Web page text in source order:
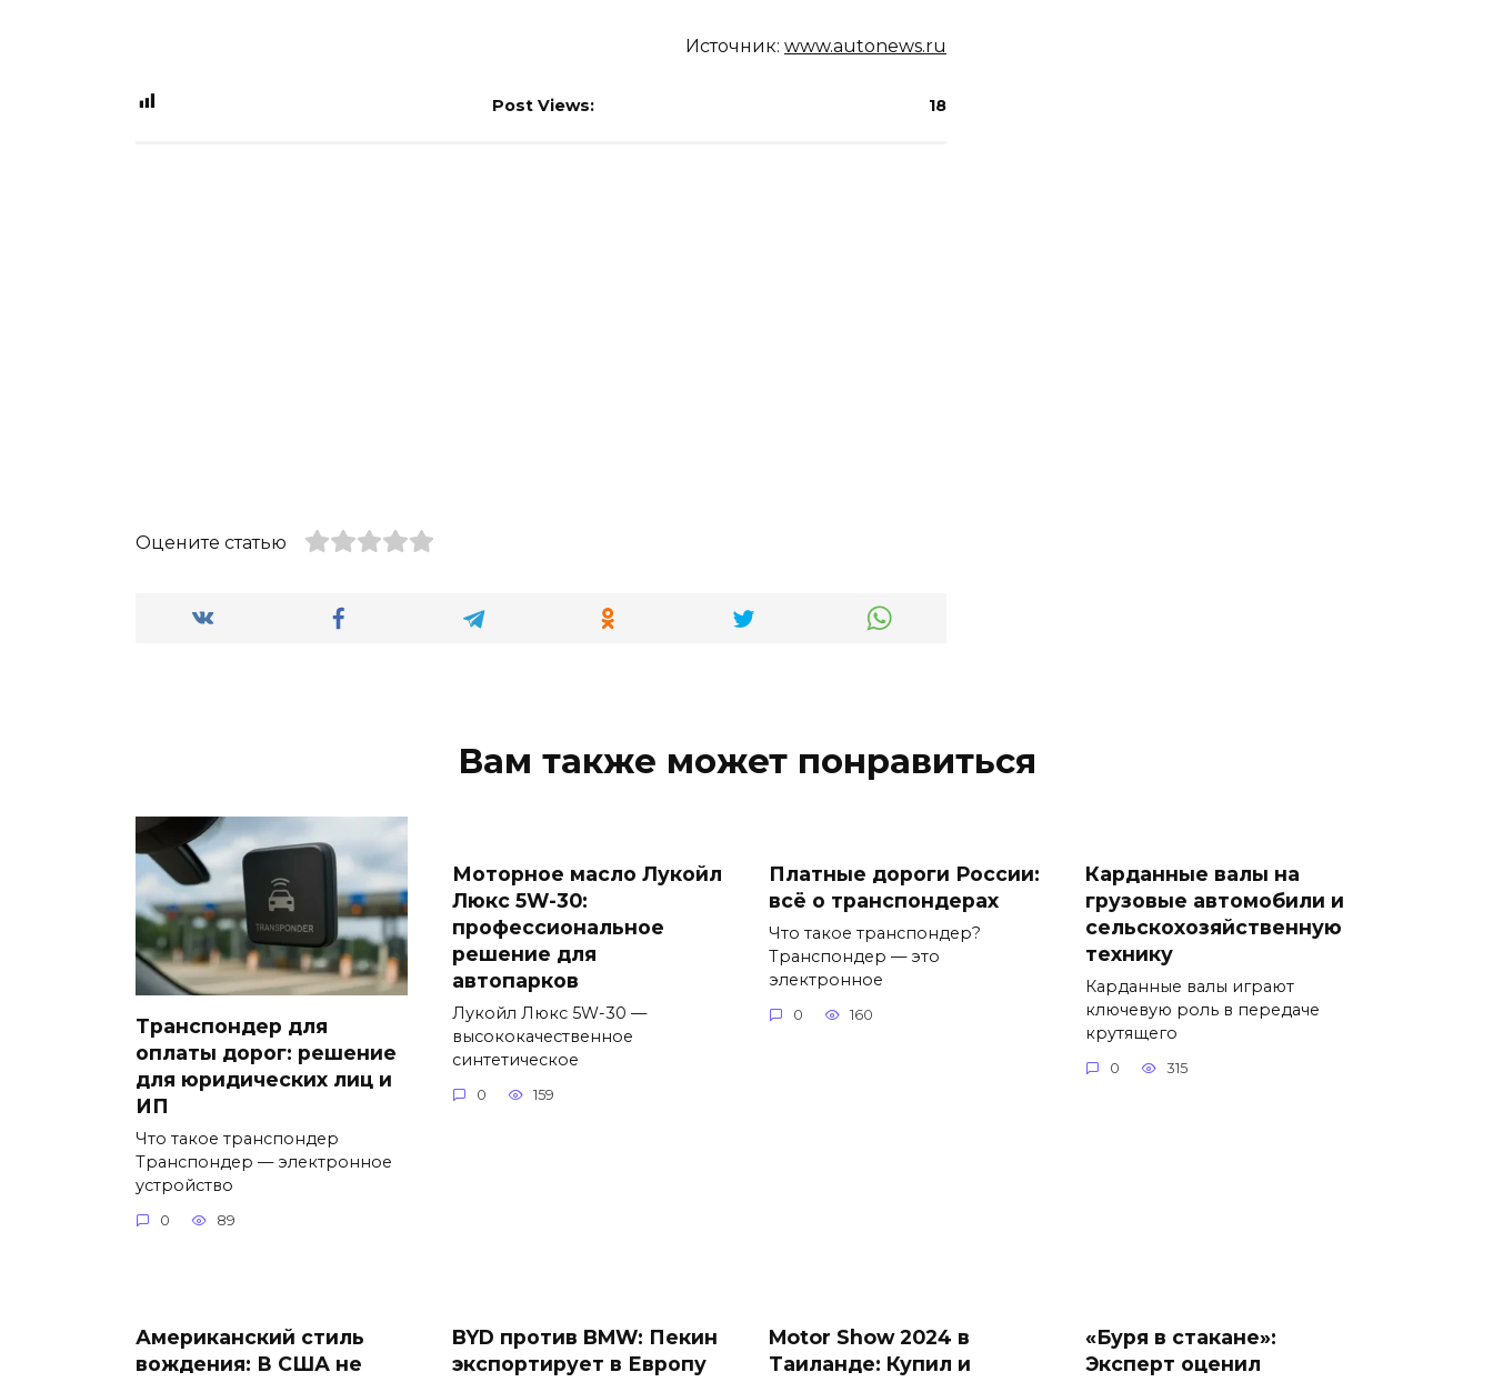
Источник: www.autonews.ru
Post Views: 18
Оцените статью
Вам также может понравиться
Транспондер для
оплаты дорог: решение
для юридических лиц и
ИП
Что такое транспондер
Транспондер — электронное
устройство
0 89
Моторное масло Лукойл
Люкс 5W-30:
профессиональное
решение для
автопарков
Лукойл Люкс 5W-30 —
высококачественное
синтетическое
0 159
Платные дороги России:
всё о транспондерах
Что такое транспондер?
Транспондер — это
электронное
0 160
Карданные валы на
грузовые автомобили и
сельскохозяйственную
технику
Карданные валы играют
ключевую роль в передаче
крутящего
0 315
Американский стиль
вождения: В США не
BYD против BMW: Пекин
экспортирует в Европу
Motor Show 2024 в
Таиланде: Купил и
«Буря в стакане»:
Эксперт оценил